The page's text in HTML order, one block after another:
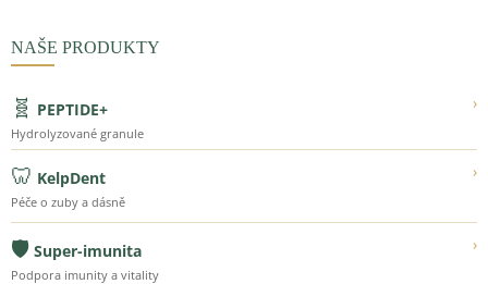
NAŠE PRODUKTY
🧬 PEPTIDE+ ›
Hydrolyzované granule
🦷 KelpDent ›
Péče o zuby a dásně
🛡️ Super-imunita ›
Podpora imunity a vitality